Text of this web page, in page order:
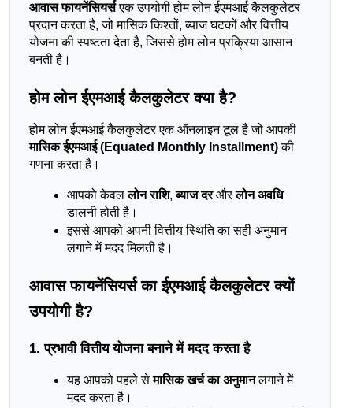
आवास फायनेंसियर्स एक उपयोगी होम लोन ईएमआई कैलकुलेटर
प्रदान करता है, जो मासिक किश्तों, ब्याज घटकों और वित्तीय
योजना की स्पष्टता देता है, जिससे होम लोन प्रक्रिया आसान
बनती है।
होम लोन ईएमआई कैलकुलेटर क्या है?
मासिक ईएमआई (Equated Monthly Installment) की
गणना करता है।
आपको केवल लोन राशि, ब्याज दर और लोन अवधि
डालनी होती है।
इससे आपको अपनी वित्तीय स्थिति का सही अनुमान
लगाने में मदद मिलती है।
आवास फायनेंसियर्स का ईएमआई कैलकुलेटर क्यों
उपयोगी है?
1. प्रभावी वित्तीय योजना बनाने में मदद करता है
यह आपको पहले से मासिक खर्च का अनुमान लगाने में
मदद करता है।